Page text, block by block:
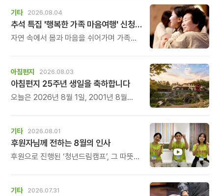
기타 2026.08.04
추석 특집 '행복한 가족 마음여행' 신청 안내
자연 속에서 몸과 마음을 쉬어가며 가족의
아침편지 2026.08.03
아침편지 25주년 생일을 축하합니다
오늘은 2026년 8월 1일, 2001년 8월
기타 2026.08.01
후원자님께 전하는 8월의 인사
후원으로 진행된 ‘청년드림캠프’, 그 따뜻한
기타 2026.07.31